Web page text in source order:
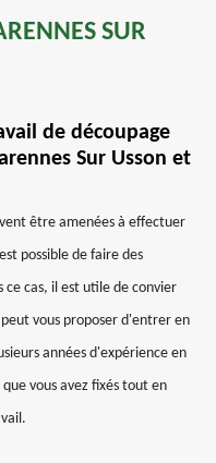
SUR
de découpage
Sur Usson et
être amenées à effectuer
possible de faire des
ce cas, il est utile de convier
vous proposer d'entrer en
années d'expérience en
vous avez fixés tout en